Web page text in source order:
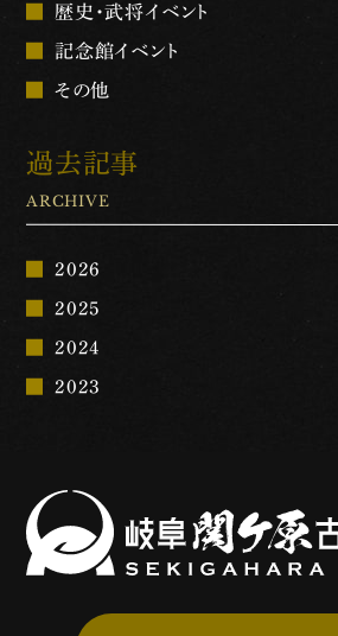
歴史・武将イベント
記念館イベント
その他
過去記事
ARCHIVE
2026
2025
2024
2023